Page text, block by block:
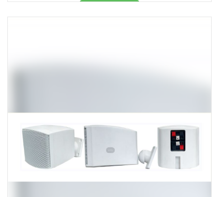
Məhsul mövcüddur